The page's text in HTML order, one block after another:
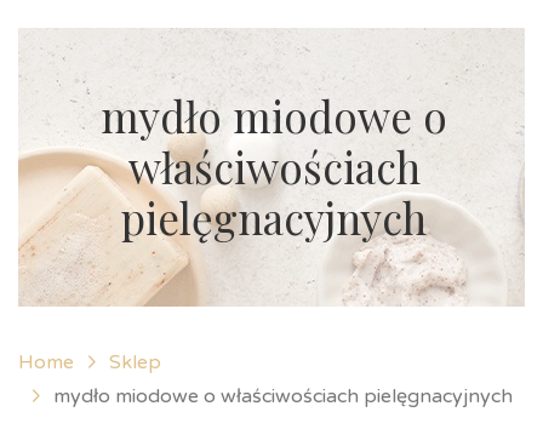
mydło miodowe o
właściwościach
pielęgnacyjnych
Home
Sklep
mydło miodowe o właściwościach pielęgnacyjnych